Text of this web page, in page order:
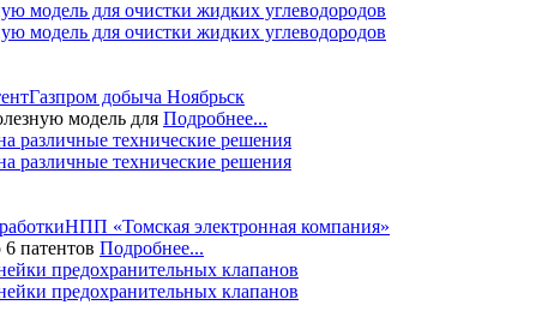
модель для очистки жидких углеводородов
Газпром добыча Ноябрьск
модель для Подробнее...
различные технические решения
НПП «Томская электронная компания»
патентов Подробнее...
предохранительных клапанов